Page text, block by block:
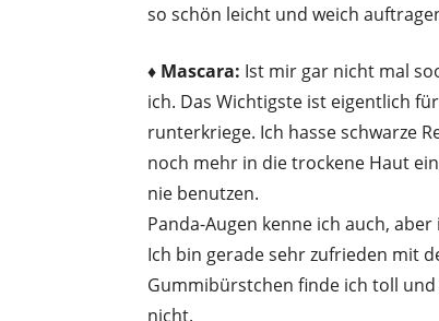
so schön leicht und weich
♦ Mascara: Ist mir gar nicht mal
ich. Das Wichtigste ist eigentlich
runterkriege. Ich hasse schwarze
noch mehr in die trockene Haut
nie benutzen.
Panda-Augen kenne ich auch,
Ich bin gerade sehr zufrieden mit
Gummibürstchen finde ich toll und
nicht.